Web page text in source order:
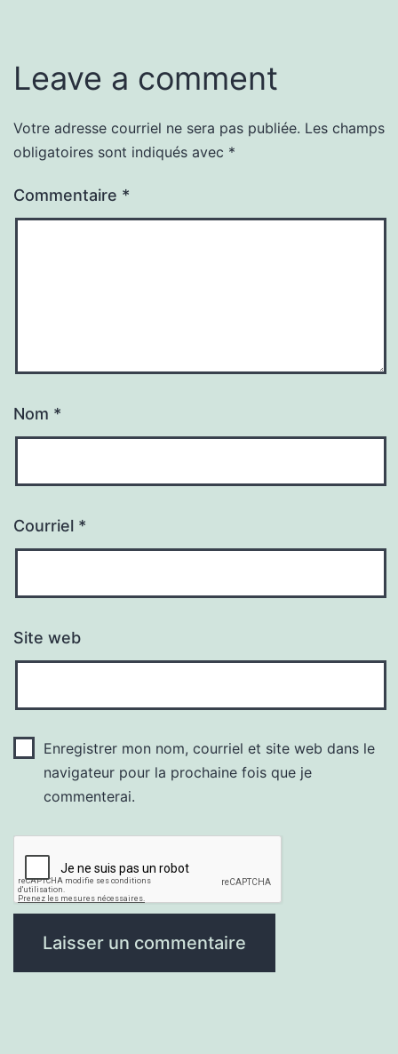
Leave a comment
Votre adresse courriel ne sera pas publiée. Les champs
obligatoires sont indiqués avec *
Commentaire *
Nom *
Courriel *
Site web
Enregistrer mon nom, courriel et site web dans le
navigateur pour la prochaine fois que je
commenterai.